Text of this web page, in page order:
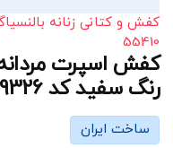
55410
رنگ سفید کد 99326
ساخت ایران